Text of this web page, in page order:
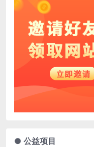
● 公益项目